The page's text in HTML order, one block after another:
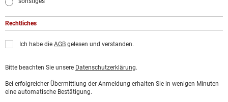
Rechtliches
Ich habe die AGB gelesen und verstanden.
Bitte beachten Sie unsere Datenschutzerklärung.
Bei erfolgreicher Übermittlung der Anmeldung erhalten Sie in wenigen Minuten
eine automatische Bestätigung.